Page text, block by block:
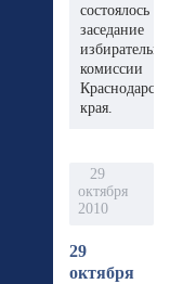
состоялось
заседание
комиссии
края.
29
октября
2010
29
октября